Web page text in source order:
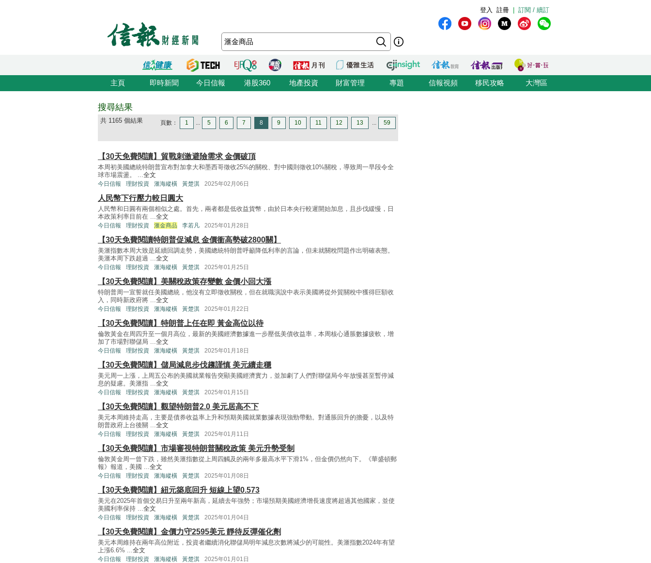
訂閱 / 續訂
註冊
登入
主頁 即時新聞 今日信報 港股360 地產投資 財富管理 專題 信報視頻 移民攻略 大灣區
搜尋結果
共 1165 個結果 頁數： 1 ... 5 6 7 8 9 10 11 12 13 ... 59
【30天免費閱讀】貿戰刺激避險需求 金價破頂
本周初美國總統特朗普宣布對加拿大和墨西哥徵收25%的關稅、對中國則徵收10%關稅，導致周一早段令全
球市場震盪。 ...全文
今日信報 理財投資 滙海縱橫 黃楚淇 2025年02月06日
人民幣下行壓力較日圓大
人民幣和日圓有兩個相似之處。首先，兩者都是低收益貨幣，由於日本央行較遲開始加息，且步伐緩慢，日
本政策利率目前在 ...全文
今日信報 理財投資 滙金商品 李若凡 2025年01月28日
【30天免費閱讀特朗普促減息 金價衝高勢破2800關】
美滙指數本周大致是延續回調走勢，美國總統特朗普呼籲降低利率的言論，但未就關稅問題作出明確表態。
美滙本周下跌超過 ...全文
今日信報 理財投資 滙海縱橫 黃楚淇 2025年01月25日
【30天免費閱讀】美關稅政策存變數 金價小回大漲
特朗普周一宣誓就任美國總統，他沒有立即徵收關稅，但在就職演說中表示美國將從外貿關稅中獲得巨額收
入，同時新政府將 ...全文
今日信報 理財投資 滙海縱橫 黃楚淇 2025年01月22日
【30天免費閱讀】特朗普上任在即 黃金高位以待
倫敦黃金在周四升至一個月高位，最新的美國經濟數據進一步壓低美債收益率，本周核心通脹數據疲軟，增
加了市場對聯儲局 ...全文
今日信報 理財投資 滙海縱橫 黃楚淇 2025年01月18日
【30天免費閱讀】儲局減息步伐趨謹慎 美元續走穩
美元周一上漲，上周五公布的美國就業報告突顯美國經濟實力，並加劇了人們對聯儲局今年放慢甚至暫停減
息的疑慮。美滙指 ...全文
今日信報 理財投資 滙海縱橫 黃楚淇 2025年01月15日
【30天免費閱讀】觀望特朗普2.0 美元居高不下
美元本周維持走高，主要是債券收益率上升和預期美國就業數據表現強勁帶動。對通脹回升的擔憂，以及特
朗普政府上台後關 ...全文
今日信報 理財投資 滙海縱橫 黃楚淇 2025年01月11日
【30天免費閱讀】市場審視特朗普關稅政策 美元升勢受制
倫敦黃金周一曾下跌，雖然美滙指數從上周四觸及的兩年多最高水平下滑1%，但金價仍然向下。《華盛頓郵
報》報道，美國 ...全文
今日信報 理財投資 滙海縱橫 黃楚淇 2025年01月08日
【30天免費閱讀】紐元築底回升 短線上望0.573
美元在2025年首個交易日升至兩年新高，延續去年強勢；市場預期美國經濟增長速度將超過其他國家，並使
美國利率保持 ...全文
今日信報 理財投資 滙海縱橫 黃楚淇 2025年01月04日
【30天免費閱讀】金價力守2595美元 靜待反彈催化劑
美元本周維持在兩年高位附近，投資者繼續消化聯儲局明年減息次數將減少的可能性。美滙指數2024年有望
上漲6.6% ...全文
今日信報 理財投資 滙海縱橫 黃楚淇 2025年01月01日